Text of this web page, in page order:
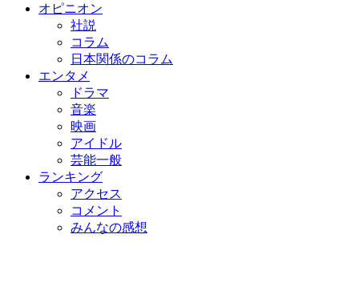
オピニオン
社説
コラム
日本関係のコラム
エンタメ
ドラマ
音楽
映画
アイドル
芸能一般
ランキング
アクセス
コメント
みんなの感想